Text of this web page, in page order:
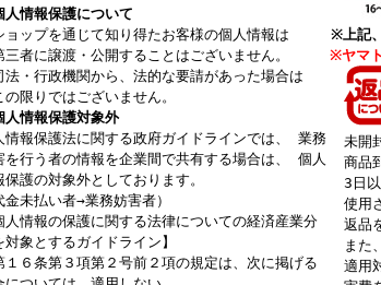
情報保護について
ップを通じて知り得たお客様の個人情報は
者に譲渡・公開することはございません。
・行政機関から、法的な要請があった場合は
限りではございません。
人情報保護対象外
情報保護法に関する政府ガイドラインでは、 業務
を行う者の情報を企業間で共有する場合は、 個人
保護の対象外としております。
金未払い者→業務妨害者）
人情報の保護に関する法律についての経済産業分
対象とするガイドライン】
１６条第３項第２号前２項の規定は、次に掲げる
※上記
※ヤマ
未開
商品
3日以
使用
返品
また
適用